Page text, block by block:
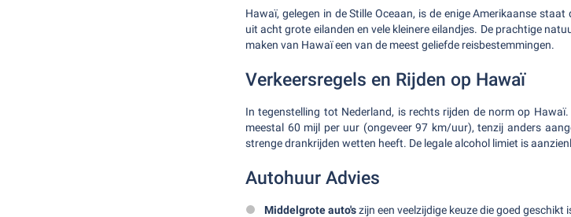
Hawaï, gelegen in de Stille Oceaan, is de enige Amerikaanse
uit acht grote eilanden en vele kleinere eilandjes. De prachtige
maken van Hawaï een van de meest geliefde reisbestemmingen.
Verkeersregels en Rijden op Hawaï
In tegenstelling tot Nederland, is rechts rijden de norm op
meestal 60 mijl per uur (ongeveer 97 km/uur), tenzij anders
strenge drankrijden wetten heeft. De legale alcohol limiet is
Autohuur Advies
Middelgrote auto'szijn een veelzijdige keuze die goed geschikt